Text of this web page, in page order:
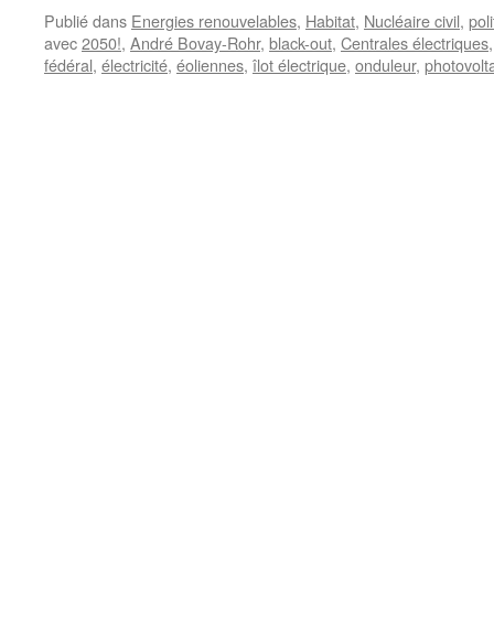
Publié dans Energies renouvelables, Habitat, Nucléaire civil,
avec2050!, André Bovay-Rohr, black-out, Centrales électriques
fédéral, électricité, éoliennes, îlot électrique, onduleur,